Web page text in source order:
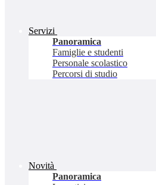
Servizi
Panoramica
Famiglie e studenti
Personale scolastico
Percorsi di studio
Novità
Panoramica